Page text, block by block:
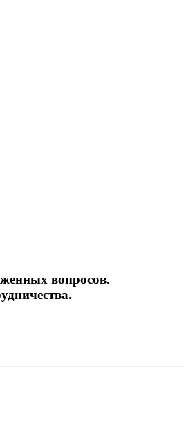
вопросов.